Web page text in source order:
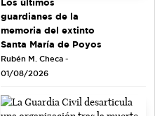
Los últimos
guardianes de la
memoria del extinto
Santa María de Poyos
Rubén M. Checa -
01/08/2026